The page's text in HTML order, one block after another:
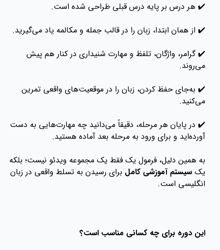
✔️ هر درس بر پایه درس قبلی طراحی شده است.
✔️ از همان ابتدا، زبان را در قالب جمله و مکالمه یاد می‌گیرید.
✔️ گرامر، واژگان، تلفظ و مهارت شنیداری در کنار هم پیش
می‌روند.
✔️ به‌جای حفظ کردن، زبان را در موقعیت‌های واقعی تمرین
می‌کنید.
✔️ در پایان هر مرحله، دقیقاً می‌دانید چه مهارت‌هایی به دست
آورده‌اید و برای ورود به مرحله بعد آماده هستید.
به همین دلیل، فرمول یک فقط یک مجموعه ویدئو نیست؛ بلکه
یک سیستم آموزشی کامل برای رسیدن به تسلط واقعی در زبان
انگلیسی است.
این دوره برای چه کسانی مناسب است؟